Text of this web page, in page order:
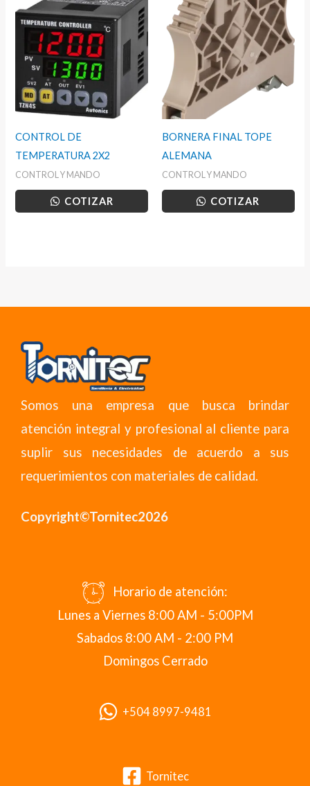
CONTROL DE
TEMPERATURA 2X2
CONTROL Y MANDO
COTIZAR
BORNERA FINAL TOPE
ALEMANA
CONTROL Y MANDO
COTIZAR
Somos una empresa que busca brindar
atención integral y profesional al cliente para
suplir sus necesidades de acuerdo a sus
requerimientos con materiales de calidad.
Copyright©Tornitec2026
Horario de atención:
Lunes a Viernes 8:00 AM - 5:00PM
Sabados 8:00 AM - 2:00 PM
Domingos Cerrado
+504 8997-9481
Tornitec